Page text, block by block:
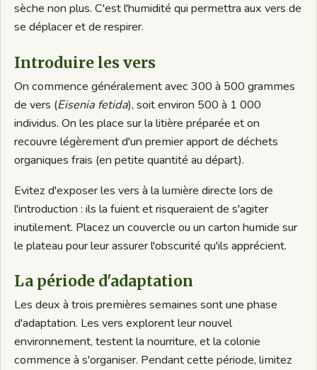
sèche non plus. C'est l'humidité qui permettra aux vers de
se déplacer et de respirer.
Introduire les vers
On commence généralement avec 300 à 500 grammes
de vers (Eisenia fetida), soit environ 500 à 1 000
individus. On les place sur la litière préparée et on
recouvre légèrement d'un premier apport de déchets
organiques frais (en petite quantité au départ).
Evitez d'exposer les vers à la lumière directe lors de
l'introduction : ils la fuient et risqueraient de s'agiter
inutilement. Placez un couvercle ou un carton humide sur
le plateau pour leur assurer l'obscurité qu'ils apprécient.
La période d'adaptation
Les deux à trois premières semaines sont une phase
d'adaptation. Les vers explorent leur nouvel
environnement, testent la nourriture, et la colonie
commence à s'organiser. Pendant cette période, limitez